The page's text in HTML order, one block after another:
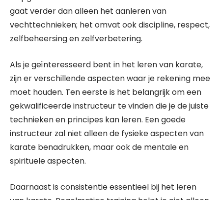
gaat verder dan alleen het aanleren van
vechttechnieken; het omvat ook discipline, respect,
zelfbeheersing en zelfverbetering.
Als je geïnteresseerd bent in het leren van karate,
zijn er verschillende aspecten waar je rekening mee
moet houden. Ten eerste is het belangrijk om een
gekwalificeerde instructeur te vinden die je de juiste
technieken en principes kan leren. Een goede
instructeur zal niet alleen de fysieke aspecten van
karate benadrukken, maar ook de mentale en
spirituele aspecten.
Daarnaast is consistentie essentieel bij het leren